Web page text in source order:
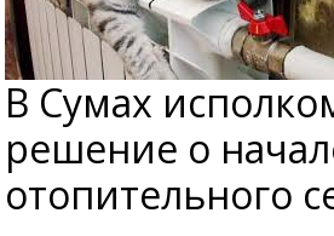
В Сумах
решение о
отопительного